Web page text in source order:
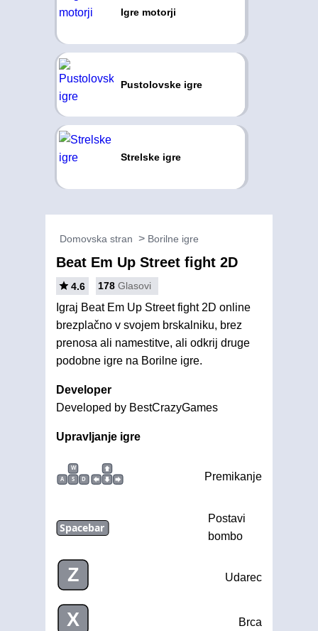
Igre motorji
Pustolovske igre
Strelske igre
Domovska stran Borilne igre
Beat Em Up Street fight 2D
4.6 178 Glasovi
Igraj Beat Em Up Street fight 2D online
brezplačno v svojem brskalniku, brez
prenosa ali namestitve, ali odkrij druge
podobne igre na Borilne igre.
Developer
Developed by BestCrazyGames
Upravljanje igre
W
A
S D Premikanje
Spacebar
Postavi
bombo
Z Udarec
X Brca